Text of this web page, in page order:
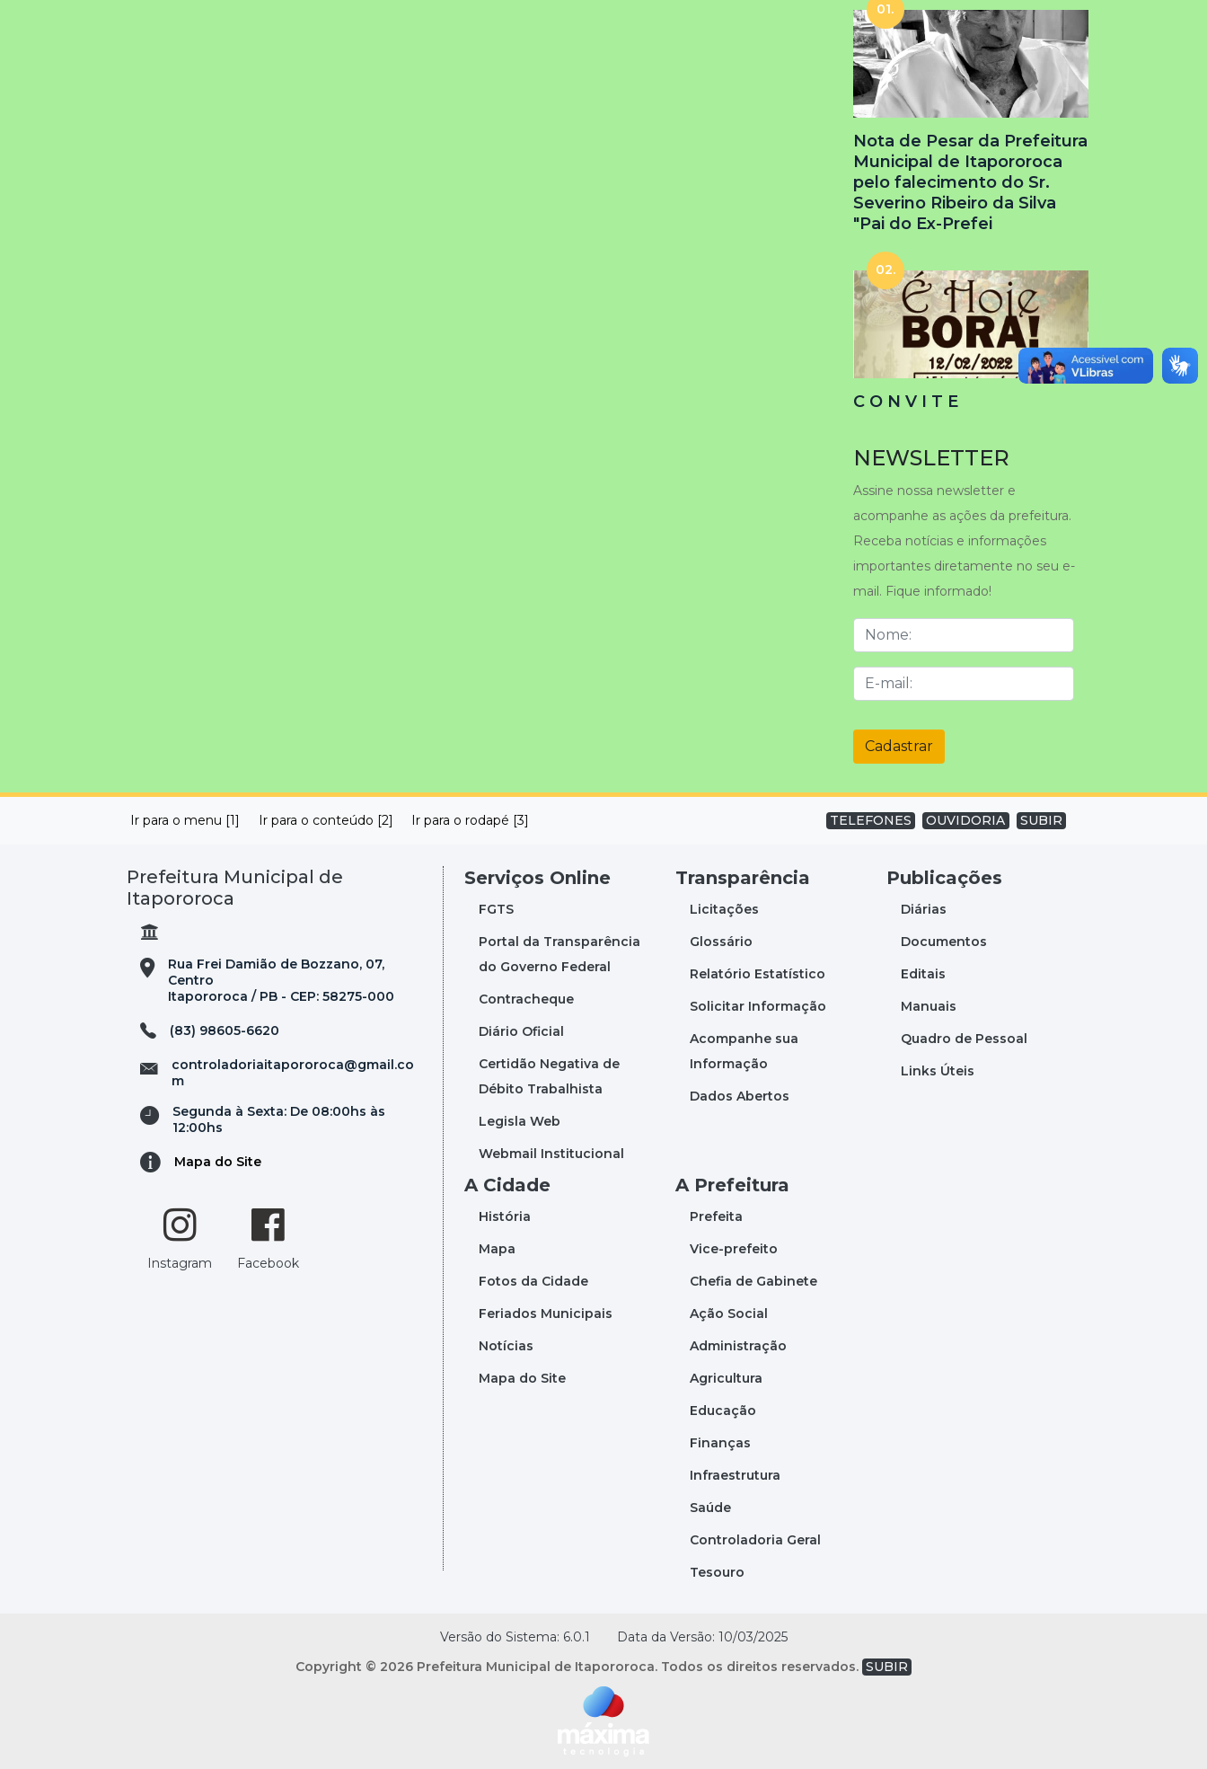
01.
Nota de Pesar da Prefeitura
Municipal de Itapororoca
pelo falecimento do Sr.
Severino Ribeiro da Silva
"Pai do Ex-Prefei
02.
C O N V I T E
NEWSLETTER
Assine nossa newsletter e
acompanhe as ações da prefeitura.
Receba notícias e informações
importantes diretamente no seu e-
mail. Fique informado!
Cadastrar
Ir para o menu [1] Ir para o conteúdo [2] Ir para o rodapé [3] TELEFONES OUVIDORIA SUBIR
Prefeitura Municipal de
Itapororoca
Rua Frei Damião de Bozzano, 07,
Centro
Itapororoca / PB - CEP: 58275-000
(83) 98605-6620
controladoriaitapororoca@gmail.co
m
Segunda à Sexta: De 08:00hs às
12:00hs
Mapa do Site
Instagram Facebook
Serviços Online
FGTS
Portal da Transparência
do Governo Federal
Contracheque
Diário Oficial
Certidão Negativa de
Débito Trabalhista
Legisla Web
Webmail Institucional
Transparência
Licitações
Glossário
Relatório Estatístico
Solicitar Informação
Acompanhe sua
Informação
Dados Abertos
Publicações
Diárias
Documentos
Editais
Manuais
Quadro de Pessoal
Links Úteis
A Cidade
História
Mapa
Fotos da Cidade
Feriados Municipais
Notícias
Mapa do Site
A Prefeitura
Prefeita
Vice-prefeito
Chefia de Gabinete
Ação Social
Administração
Agricultura
Educação
Finanças
Infraestrutura
Saúde
Controladoria Geral
Tesouro
Versão do Sistema: 6.0.1
Data da Versão: 10/03/2025
Copyright © 2026 Prefeitura Municipal de Itapororoca. Todos os direitos reservados. SUBIR